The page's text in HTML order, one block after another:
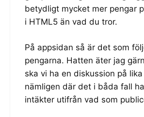
betydligt mycket mer pengar
i HTML5 än vad du tror.
På appsidan så är det som
pengarna. Hatten äter jag
ska vi ha en diskussion på lika
nämligen där det i båda fall
intäkter utifrån vad som